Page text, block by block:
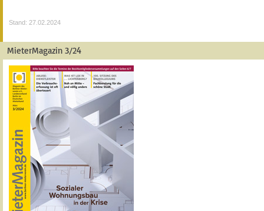
Stand: 27.02.2024
MieterMagazin 3/24